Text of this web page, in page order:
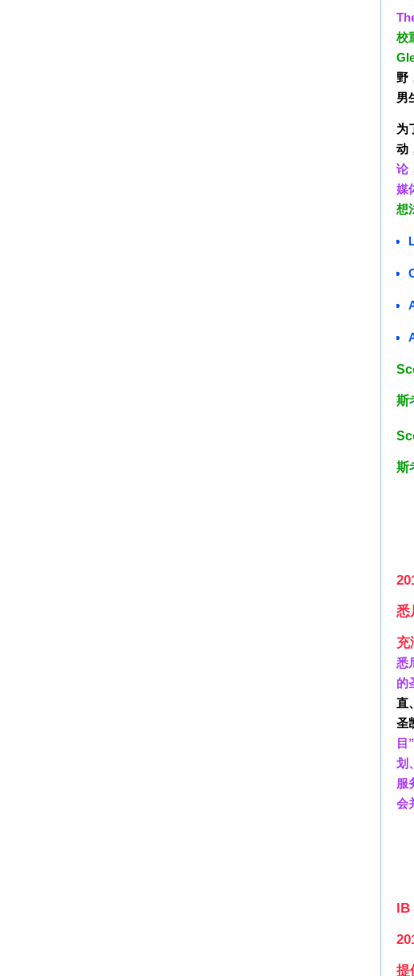
校
野
男
为
动
论
媒
想
斯
斯
悉
充
悉
的
直
圣
目
划
服
会
IB
提